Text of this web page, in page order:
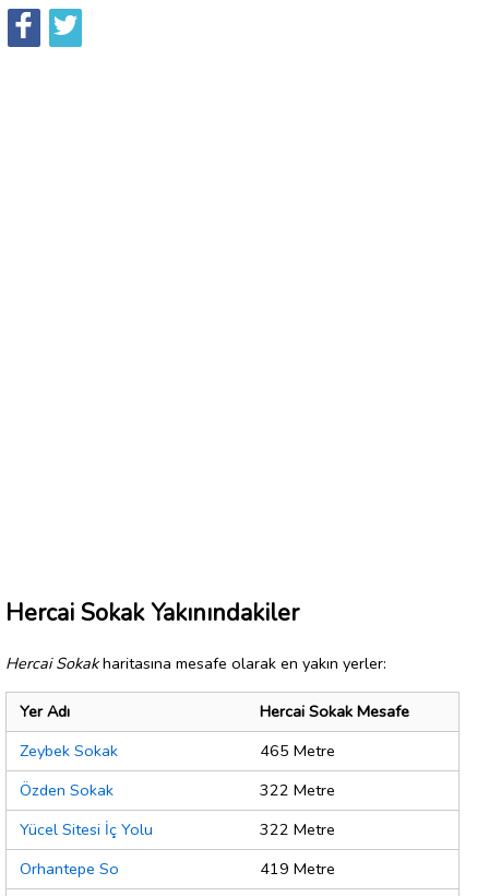
Hercai Sokak Yakınındakiler
Hercai Sokakharitasına mesafe olarak en yakın yerler:
Yer Adı
Hercai Sokak Mesafe
Zeybek Sokak
465 Metre
Özden Sokak
322 Metre
Yücel Sitesi İç Yolu
322 Metre
Orhantepe So
419 Metre